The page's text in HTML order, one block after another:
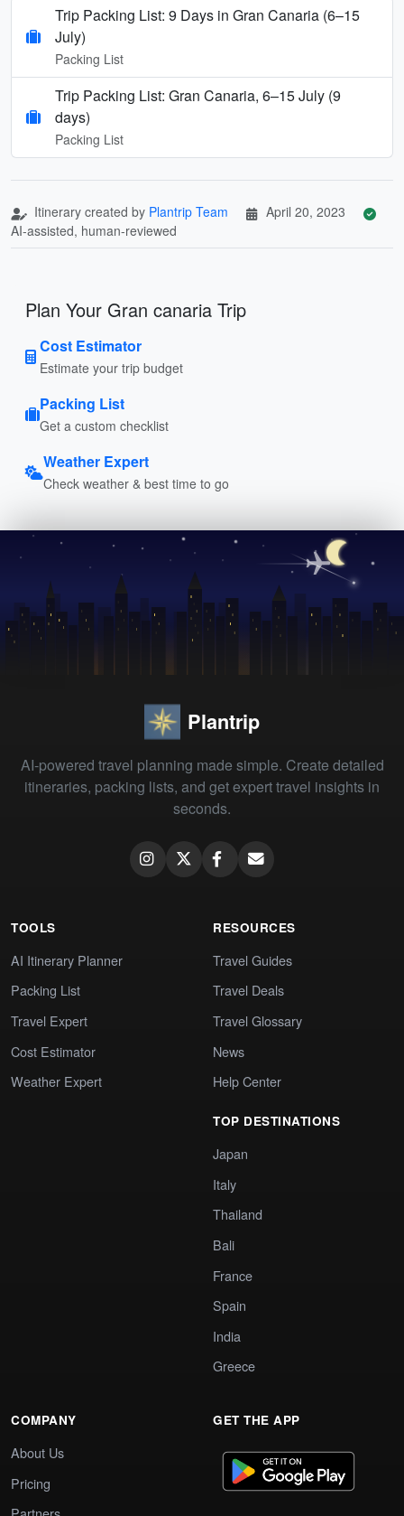
Trip Packing List: 9 Days in Gran Canaria (6–15
July)
Packing List
Trip Packing List: Gran Canaria, 6–15 July (9
days)
Packing List
Itinerary created by Plantrip Team
April 20, 2023
AI-assisted, human-reviewed
Plan Your Gran canaria Trip
Cost Estimator
Estimate your trip budget
Packing List
Get a custom checklist
Weather Expert
Check weather & best time to go
Plantrip
AI-powered travel planning made simple. Create detailed
itineraries, packing lists, and get expert travel insights in
seconds.
TOOLS
AI Itinerary Planner
Packing List
Travel Expert
Cost Estimator
Weather Expert
RESOURCES
Travel Guides
Travel Deals
Travel Glossary
News
Help Center
TOP DESTINATIONS
Japan
Italy
Thailand
Bali
France
Spain
India
Greece
COMPANY
About Us
Pricing
GET THE APP